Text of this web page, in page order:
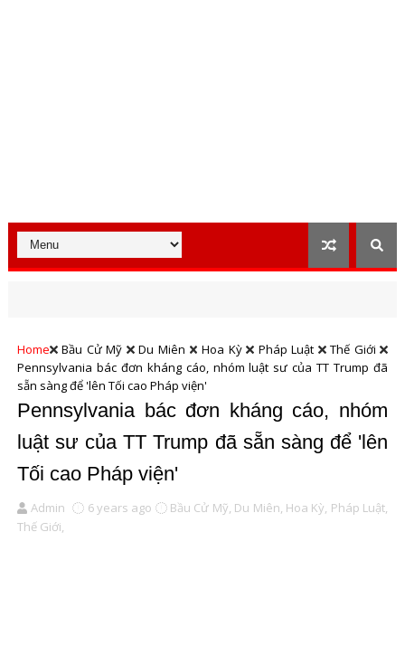
Home Bầu Cử Mỹ Du Miên Hoa Kỳ Pháp Luật
Thế Giới
Pennsylvania bác đơn kháng cáo, nhóm luật sư của TT Trump đã
sẵn sàng để 'lên Tối cao Pháp viện'
Pennsylvania bác đơn kháng cáo, nhóm
luật sư của TT Trump đã sẵn sàng để 'lên
Tối cao Pháp viện'
Admin 6 years ago Bầu Cử Mỹ, Du Miên, Hoa Kỳ, Pháp Luật,
Thế Giới,